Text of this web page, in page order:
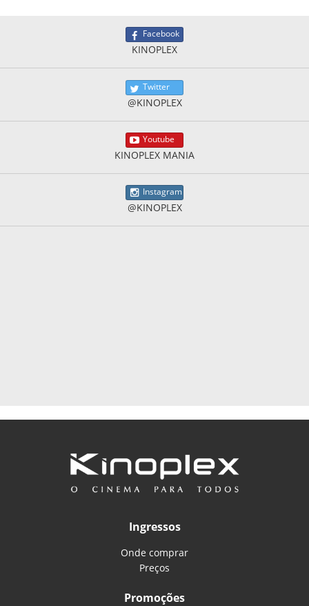
Facebook
KINOPLEX
Twitter
@KINOPLEX
Youtube
KINOPLEX MANIA
Instagram
@KINOPLEX
Ingressos
Onde comprar
Preços
Promoções